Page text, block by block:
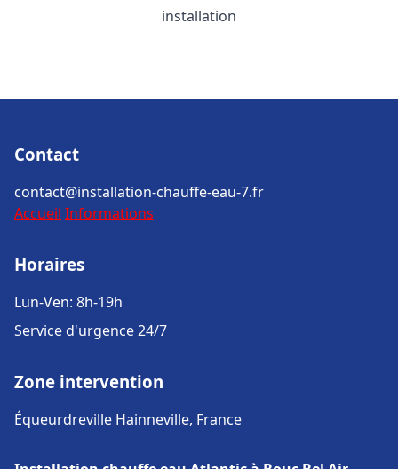
installation
Contact
contact@installation-chauffe-eau-7.fr
Accueil Informations
Horaires
Lun-Ven: 8h-19h
Service d'urgence 24/7
Zone intervention
Équeurdreville Hainneville, France